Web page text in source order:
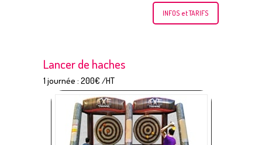
INFOS et TARIFS
Lancer de haches
1 journée : 200€ /HT